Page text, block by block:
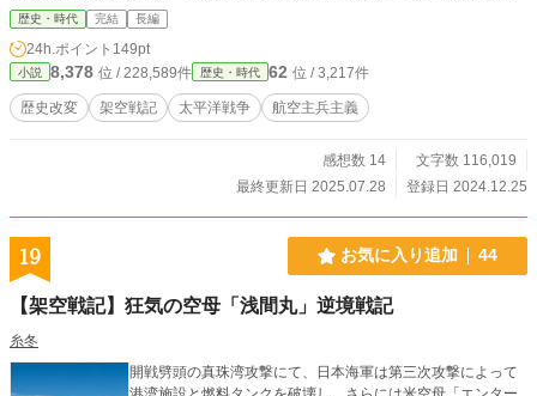
全て空母に改装する”というかなり極端なものだった。それでも1936年の条約失
効を持って日本海軍は航空艦隊主義に傾注していくことになる。 デモ版と言っ
ては何ですが、こんなものも書く予定があるんだなぁ程度に思ってい頂けると幸
いです。
歴史・時代 完結 長編
24h.ポイント 149pt
小説 8,378 位 / 228,589件 歴史・時代 62 位 / 3,217件
歴史改変 架空戦記 太平洋戦争 航空主兵主義
感想数 14
文字数 116,019
最終更新日 2025.07.28
登録日 2024.12.25
19 お気に入り追加 44
【架空戦記】狂気の空母「浅間丸」逆境戦記
糸冬
開戦劈頭の真珠湾攻撃にて、日本海軍は第三次攻撃によって